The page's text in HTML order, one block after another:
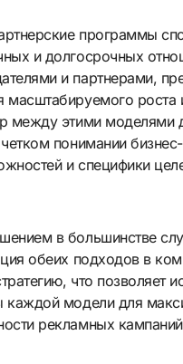
программы
и долгосрочных
и партнерами,
масштабируемого роста
между этими моделями
понимании
и специфики
в большинстве
обеих подходов в
что позволяет
каждой модели для
рекламных